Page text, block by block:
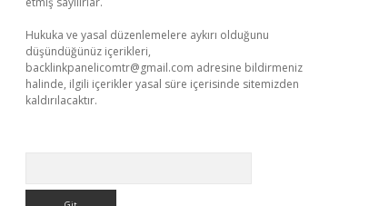
Hukuka ve yasal düzenlemelere aykırı olduğunu
düşündüğünüz içerikleri,
backlinkpanelicomtr@gmail.com adresine bildirmeniz
halinde, ilgili içerikler yasal süre içerisinde sitemizden
kaldırılacaktır.